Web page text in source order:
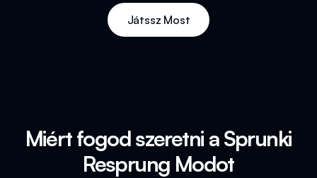
Játssz Most
Miért fogod szeretni a Sprunki
Resprung Modot